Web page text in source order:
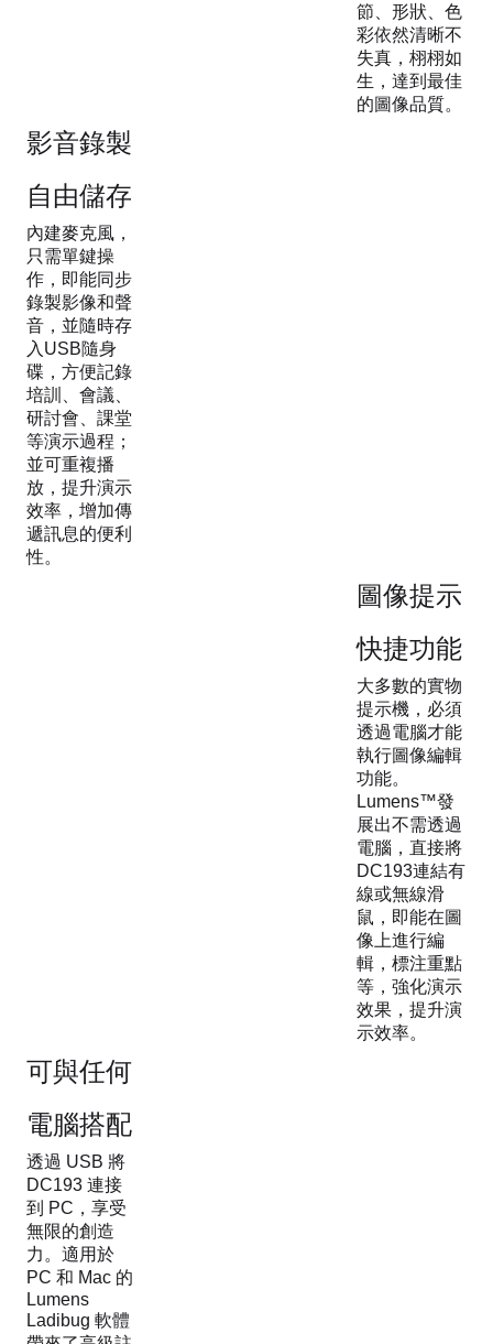
節、形狀、色
彩依然清晰不
失真，栩栩如
生，達到最佳
的圖像品質。
影音錄製
自由儲存
內建麥克風，
只需單鍵操
作，即能同步
錄製影像和聲
音，並隨時存
入USB隨身
碟，方便記錄
培訓、會議、
研討會、課堂
等演示過程；
並可重複播
放，提升演示
效率，增加傳
遞訊息的便利
性。
圖像提示
快捷功能
大多數的實物
提示機，必須
透過電腦才能
執行圖像編輯
功能。
Lumens™發
展出不需透過
電腦，直接將
DC193連結有
線或無線滑
鼠，即能在圖
像上進行編
輯，標注重點
等，強化演示
效果，提升演
示效率。
可與任何
電腦搭配
透過 USB 將
DC193 連接
到 PC，享受
無限的創造
力。適用於
PC 和 Mac 的
Lumens
Ladibug 軟體